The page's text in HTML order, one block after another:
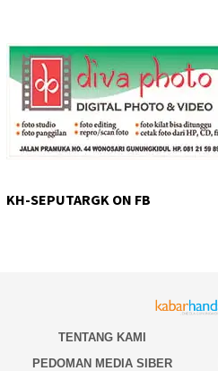
KH-SEPUTARGK ON FB
TENTANG KAMI
PEDOMAN MEDIA SIBER